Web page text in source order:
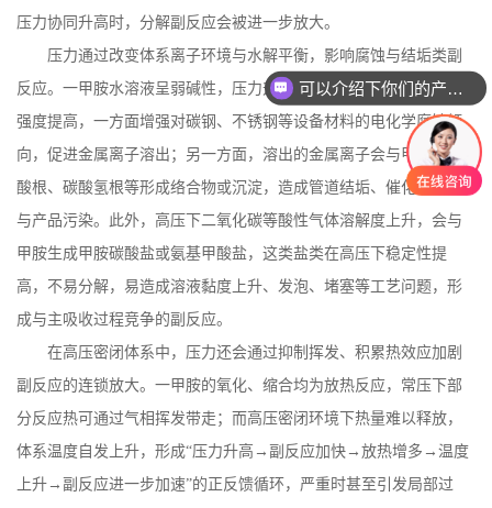
压力协同升高时，分解副反应会被进一步放大。
压力通过改变体系离子环境与水解平衡，影响腐蚀与结垢类副
反应。一甲胺水溶液呈弱碱性，压力升高会使溶液碱度微增，离子
强度提高，一方面增强对碳钢、不锈钢等设备材料的电化学腐蚀倾
向，促进金属离子溶出；另一方面，溶出的金属离子会与甲胺、碳
酸根、碳酸氢根等形成络合物或沉淀，造成管道结垢、催化剂中毒
与产品污染。此外，高压下二氧化碳等酸性气体溶解度上升，会与
甲胺生成甲胺碳酸盐或氨基甲酸盐，这类盐类在高压下稳定性提
高，不易分解，易造成溶液黏度上升、发泡、堵塞等工艺问题，形
成与主吸收过程竞争的副反应。
在高压密闭体系中，压力还会通过抑制挥发、积累热效应加剧
副反应的连锁放大。一甲胺的氧化、缩合均为放热反应，常压下部
分反应热可通过气相挥发带走；而高压密闭环境下热量难以释放，
体系温度自发上升，形成“压力升高→副反应加快→放热增多→温度
上升→副反应进一步加速”的正反馈循环，严重时甚至引发局部过